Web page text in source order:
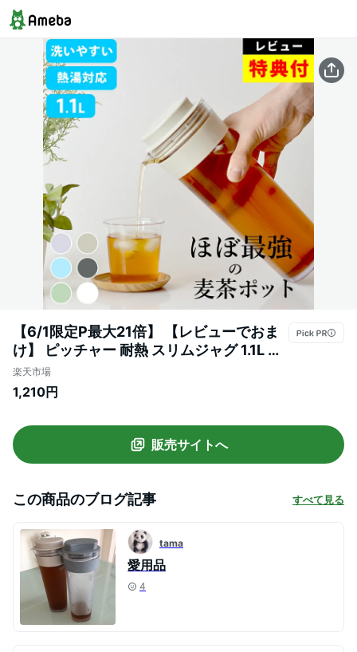
【6/1限定P最大21倍】 【レビューでおま
け】 ピッチャー 耐熱 スリムジャグ 1.1L 【
クッチーナ 】 ピッチャー 横置き 冷水筒 タ
ケヤ スリムジャグ お茶 ピッチャー 冷水筒
庫 麦茶ポット 洗いやすい 麦茶ポット 横置
き 食洗機対応
楽天市場
1,210円
販売サイトへ
この商品のブログ記事 すべて見る
tama
愛用品
4